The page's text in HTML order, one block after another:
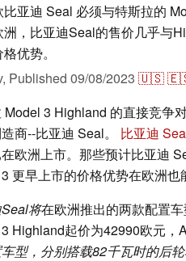
亚迪 Seal 必须与特斯拉的
，比亚迪Seal的售价几乎与
优势。
Published 09/08/2023 🇺🇸
Model 3 Highland 的直接竞争
商--比亚迪 Seal。 比亚迪
欧洲上市。那些预计比亚迪
更早上市的价格优势在欧洲
将在欧洲推出的两款配置
Highland起价为42990欧元，
型，分别搭载82千瓦时的后